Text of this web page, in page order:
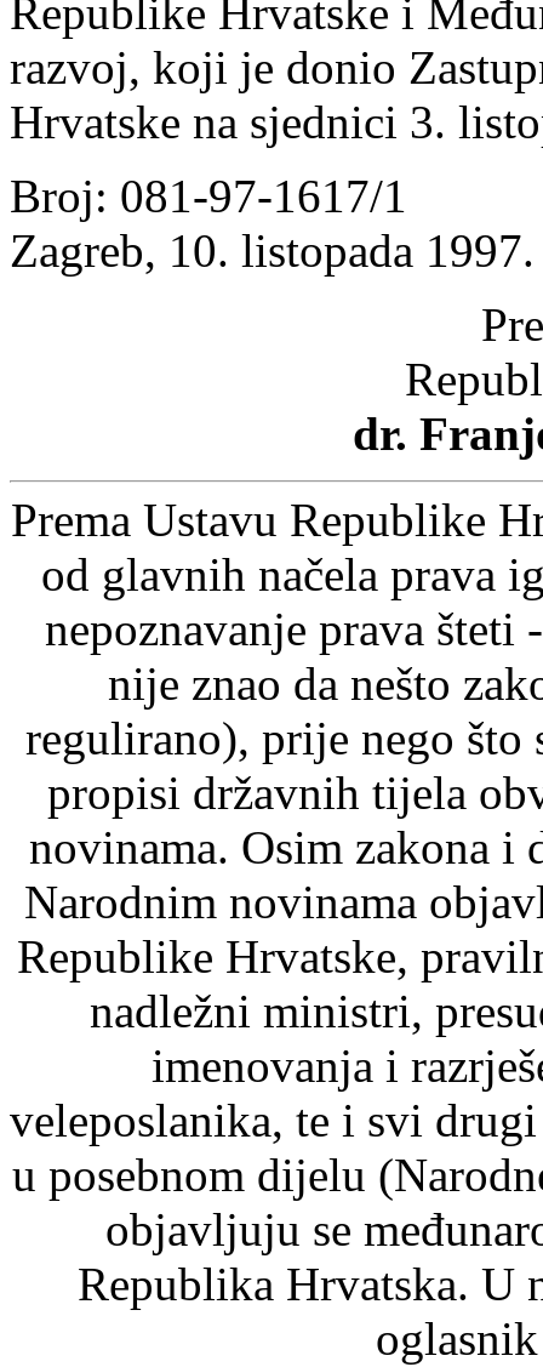
Republike Hrvatske i
razvoj, koji je donio
Hrvatske na sjednici 3.
Broj: 081-97-1617/1
Zagreb, 10. listopada 1997.
dr.
Prema Ustavu Republike
od glavnih načela prava
nepoznavanje prava šteti
nije znao da nešto
regulirano), prije nego što
propisi državnih tijela
novinama. Osim zakona i
Narodnim novinama
Republike Hrvatske,
nadležni ministri,
imenovanja i
veleposlanika, te i svi
u posebnom dijelu
objavljuju se
Republika Hrvatska. U